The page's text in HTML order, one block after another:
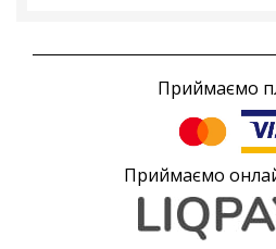
Приймаємо
Приймаємо